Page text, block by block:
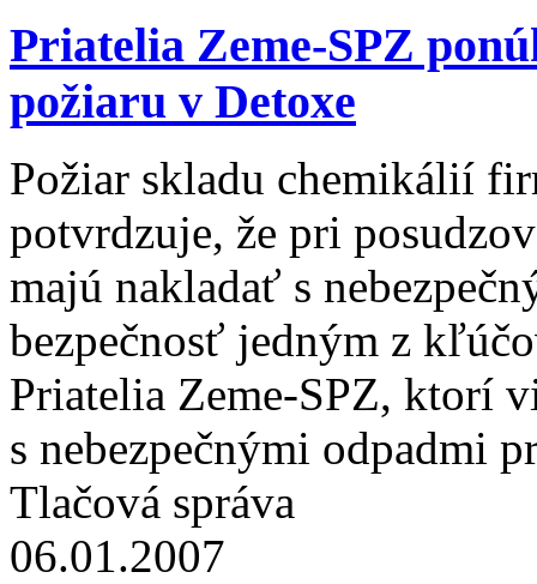
Priatelia Zeme-SPZ
požiaru v Detoxe
Požiar skladu chemikálií
potvrdzuje, že pri
majú nakladať s
bezpečnosť jedným z
Priatelia Zeme-SPZ, ktorí
s nebezpečnými odpadmi
Tlačová správa
06.01.2007